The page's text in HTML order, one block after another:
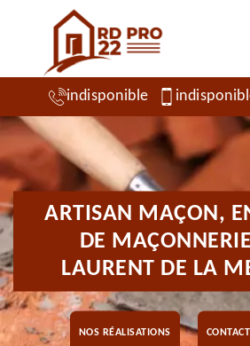
indisponible
ARTISAN MAÇON,
DE
LAURENT DE LA
NOS RÉALISATIONS